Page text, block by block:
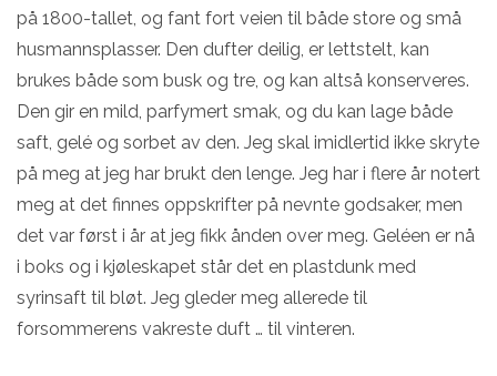
på 1800-tallet, og fant fort veien til både store og små
husmannsplasser. Den dufter deilig, er lettstelt, kan
brukes både som busk og tre, og kan altså konserveres.
Den gir en mild, parfymert smak, og du kan lage både
saft, gelé og sorbet av den. Jeg skal imidlertid ikke skryte
på meg at jeg har brukt den lenge. Jeg har i flere år notert
meg at det finnes oppskrifter på nevnte godsaker, men
det var først i år at jeg fikk ånden over meg. Geléen er nå
i boks og i kjøleskapet står det en plastdunk med
syrinsaft til bløt. Jeg gleder meg allerede til
forsommerens vakreste duft … til vinteren.